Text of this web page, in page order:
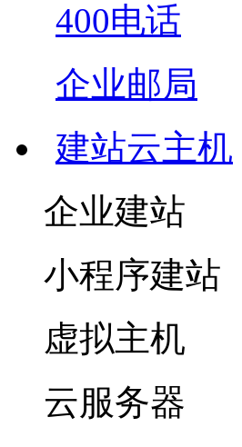
400电话
企业邮局
建站云主机
企业建站
小程序建站
虚拟主机
云服务器